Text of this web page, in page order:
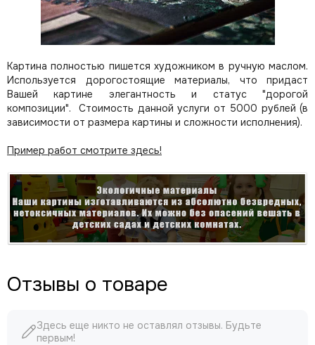
Картина полностью пишется художником в ручную маслом.
Используется дорогостоящие материалы, что придаст
Вашей картине элегантность и статус "дорогой
композиции". Стоимость данной услуги от 5000 рублей (в
зависимости от размера картины и сложности исполнения).
Пример работ смотрите здесь!
Отзывы о товаре
Здесь еще никто не оставлял отзывы. Будьте
первым!